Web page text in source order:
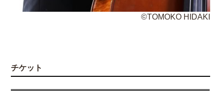
©TOMOKO HIDAKI
チケット